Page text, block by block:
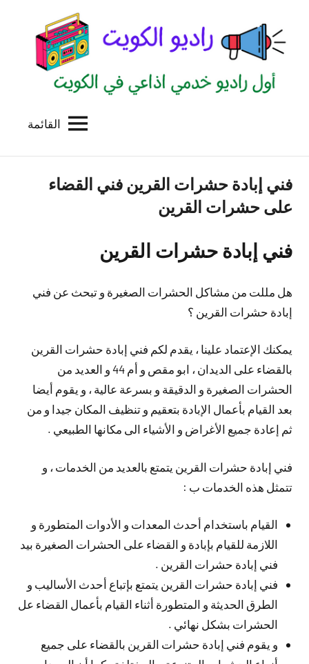
المحتوى
الكويت
للاعلانات
الخدمية
بالكويت
القائمة
فني إبادة حشرات القرين فني القضاء
على حشرات القرين
فني إبادة حشرات القرين
هل مللت من مشاكل الحشرات الصغيرة و تبحث عن فني
إبادة حشرات القرين ؟
يمكنك الإعتماد علينا ، يقدم لكم فني إبادة حشرات القرين
بالقضاء على الديدان ، ابو مقص و أم 44 و العديد من
الحشرات الصغيرة و الدقيقة و بسرعة عالية ، و يقوم أيضا
بعد القيام بأعمال الإبادة بتعقيم و تنظيف المكان جيدا و من
ثم إعادة جميع الأغراض و الأشياء الى مكانها الطبيعي .
فني إبادة حشرات القرين يتمتع بالعديد من الخدمات ، و
تتمثل هذه الخدمات ب :
القيام باستخدام أحدث المعدات و الأدوات المتطورة و
اللازمة للقيام بإبادة و القضاء على الحشرات الصغيرة بيد
فني إبادة حشرات القرين .
فني إبادة حشرات القرين يتمتع بإتباع أحدث الأساليب و
الطرق الحديثة و المتطورة أثناء القيام بأعمال القضاء عل
الحشرات بشكل نهائي .
و يقوم فني إبادة حشرات القرين بالقضاء على جميع